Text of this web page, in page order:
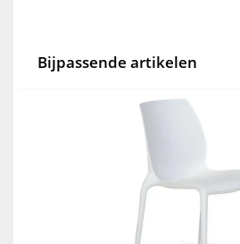
Bijpassende artikelen